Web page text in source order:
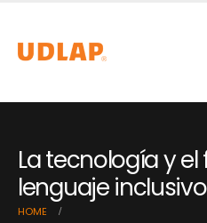
La tecnología y
lenguaje inclusivo
HOME